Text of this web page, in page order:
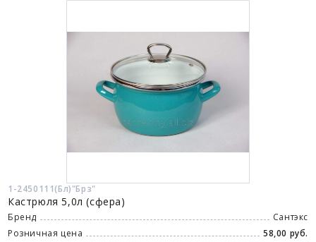
1-2450111(Бл)"Брз"
Кастрюля 5,0л (сфера)
Бренд
Сантэкс
Розничная цена
58,00 руб.